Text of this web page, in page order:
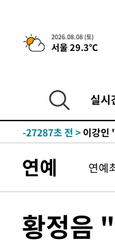
2026.08.08 (토)
서울 29.3℃
실시
6시간 전 >[속보]뉴욕
한민수·김용 순
-28471초 전 >
[속보]
청래 44.56%
-27753초 전 >
42.08%·宋 10.17%
-27287초 전 > 이강인
-20996초 전 >
낮 최
-20266초 전 >[속보]
-19017초 전 >온열질
연예 연예
황정음